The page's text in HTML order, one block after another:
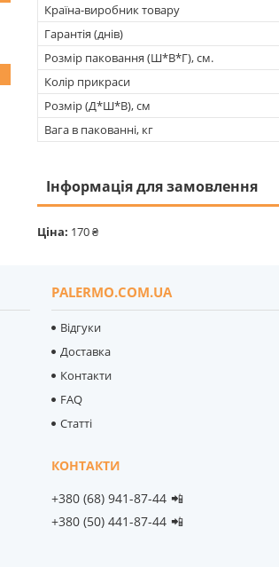
Країна-виробник товару
Гарантія (днів)
Розмір паковання (Ш*В*Г), см.
Колір прикраси
Розмір (Д*Ш*В), см
Вага в пакованні, кг
Інформація для замовлення
Ціна: 170 ₴
PALERMO.COM.UA
Відгуки
Доставка
Контакти
FAQ
Статті
+380 (68) 941-87-44 📲
+380 (50) 441-87-44 📲